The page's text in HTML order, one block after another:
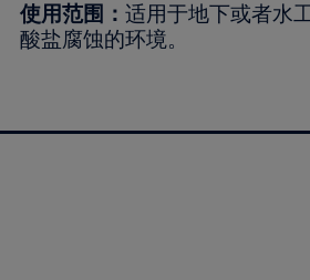
使用范围： 适用于地下或者水
酸盐腐蚀的环境。